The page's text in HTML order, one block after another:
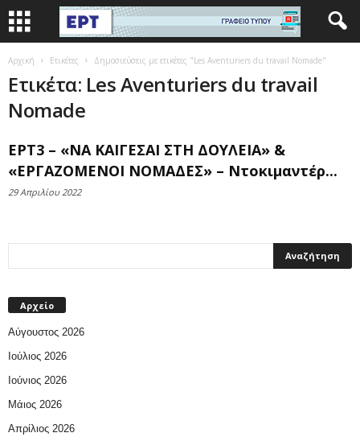
Αρχική Ετικέτες Δημοσιεύσεις με ετικέτες "Les Aventuriers du travail Nomade"
Ετικέτα: Les Aventuriers du travail
Nomade
ΕΡΤ3 – «ΝΑ ΚΑΙΓΕΣΑΙ ΣΤΗ ΔΟΥΛΕΙΑ» &
«ΕΡΓΑΖΟΜΕΝΟΙ ΝΟΜΑΔΕΣ» – Ντοκιμαντέρ...
29 Απριλίου 2022
Αρχείο
Αύγουστος 2026
Ιούλιος 2026
Ιούνιος 2026
Μάιος 2026
Απρίλιος 2026